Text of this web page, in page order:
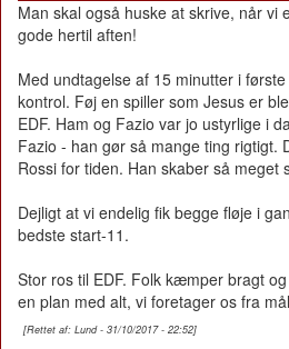
Man skal også huske at skrive, når
gode hertil aften!
Med undtagelse af 15 minutter i
kontrol. Føj en spiller som Jesus er
EDF. Ham og Fazio var jo ustyrlige i
Fazio - han gør så mange ting rigtigt.
Rossi for tiden. Han skaber så meget
Dejligt at vi endelig fik begge fløje i
bedste start-11.
Stor ros til EDF. Folk kæmper bragt
en plan med alt, vi foretager os fra
[Rettet af: Lund - 31/10/2017 - 22:52]